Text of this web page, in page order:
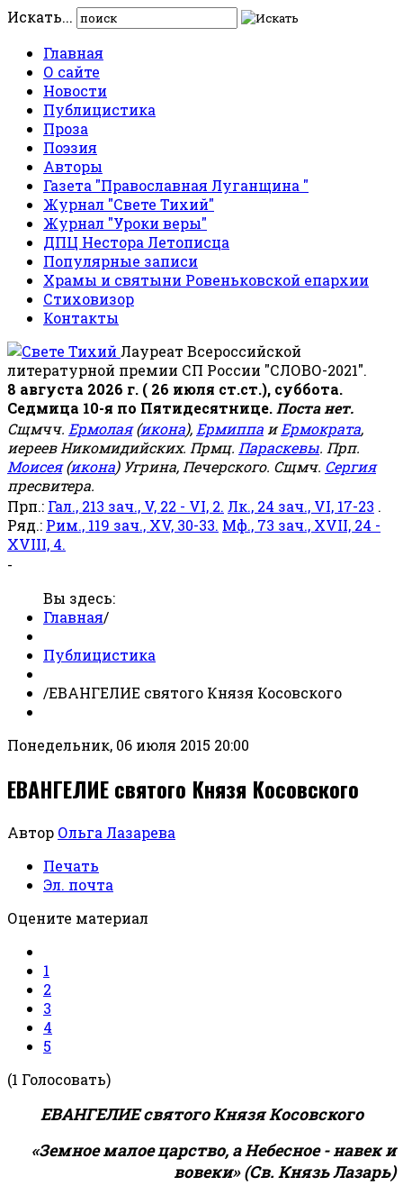
Искать...
Главная
О сайте
Новости
Публицистика
Проза
Поэзия
Авторы
Газета "Православная Луганщина "
Журнал "Свете Тихий"
Журнал "Уроки веры"
ДПЦ Нестора Летописца
Популярные записи
Храмы и святыни Ровеньковской епархии
Стиховизор
Контакты
Лауреат Всероссийской
литературной премии СП России "СЛОВО-2021".
8 августа 2026 г. ( 26 июля ст.ст.), суббота.
Седмица 10-я по Пятидесятнице. Поста нет.
Сщмчч. Ермолая(икона), Ермиппа иЕрмократа,
иереев Никомидийских. Прмц. Параскевы. Прп.
Моисея(икона) Угрина, Печерского. Сщмч. Сергия
пресвитера.
Прп.: Гал., 213 зач., V, 22 - VI, 2. Лк., 24 зач., VI, 17-23 .
Ряд.: Рим., 119 зач., XV, 30-33. Мф., 73 зач., XVII, 24 -
XVIII, 4.
-
Вы здесь:
Главная/
Публицистика
/ЕВАНГЕЛИЕ святого Князя Косовского
Понедельник, 06 июля 2015 20:00
ЕВАНГЕЛИЕ святого Князя Косовского
Автор Ольга Лазарева
Печать
Эл. почта
Оцените материал
1
2
3
4
5
(1 Голосовать)
ЕВАНГЕЛИЕ святого Князя Косовского
«Земное малое царство, а Небесное - навек и
вовеки» (Св. Князь Лазарь)